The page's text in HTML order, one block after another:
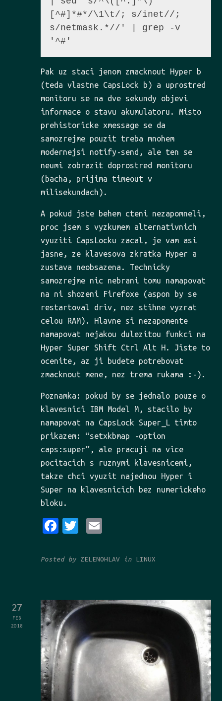
[^#]*#*/\1\t/; s/inet//;
s/netmask.*//' | grep -v
Pak uz staci jenom zmacknout Hyper b
(teda vlastne CapsLock b) a uprostred
monitoru se na dve sekundy objevi
informace o stavu akumulatoru. Misto
prehistoricke xmessage se da
samozrejme pouzit treba mnohem
modernejsi notify-send, ale ten se
neumi zobrazit doprostred monitoru
(bacha, prijima timeout v
milisekundach).
A pokud jste behem cteni nezapomneli,
proc jsem s vyzkumem alternativnich
vyuziti CapsLocku zacal, je vam asi
jasne, ze klavesova zkratka Hyper a
zustava neobsazena. Technicky
samozrejme nic nebrani tomu namapovat
na ni shozeni Firefoxe (aspon by se
restartoval driv, nez stihne vyzrat
celou RAM). Hlavne si nezapomente
namapovat nejakou dulezitou funkci na
Hyper Super Shift Ctrl Alt H. Jiste to
ocenite, az ji budete potrebovat
zmacknout mene, nez trema rukama :-).
Poznamka: pokud by se jednalo pouze o
klavesnici IBM Model M, stacilo by
namapovat na CapsLock Super_L timto
prikazem: “setxkbmap -option
caps:super”, ale pracuji na vice
pocitacich s ruznymi klavesnicemi,
takze chci vyuzit najednou Hyper i
Super na klavesnicich bez numerickeho
bloku.
Fa
bo
Tw
te l
Posted by ZELENOHLAV in LINUX
27
FEB
2018